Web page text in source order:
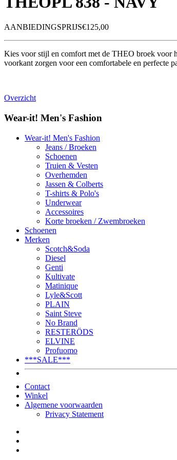
AANBIEDINGSPRIJS€125,00
Kies voor stijl en comfort met de THEO broek voor
voorkant zorgen voor een comfortabele en perfecte
Overzicht
Wear-it! Men's Fashion
Wear-it! Men's Fashion
Jeans / Broeken
Schoenen
Truien & Vesten
Overhemden
Jassen & Colberts
T-shirts & Polo's
Underwear
Accessoires
Korte broeken / Zwembroeken
Schoenen
Merken
Scotch&Soda
Diesel
Genti
Kultivate
Matinique
Lyle&Scott
PLAIN
Saint Steve
No Brand
RESTERÖDS
ELVINE
Profuomo
***SALE***
Contact
Winkel
Algemene voorwaarden
Privacy Statement